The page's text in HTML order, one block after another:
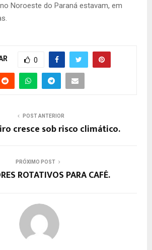
Noroeste do Paraná estavam, em
0
POST ANTERIOR
cresce sob risco climático.
PRÓXIMO POST
ROTATIVOS PARA CAFÉ.